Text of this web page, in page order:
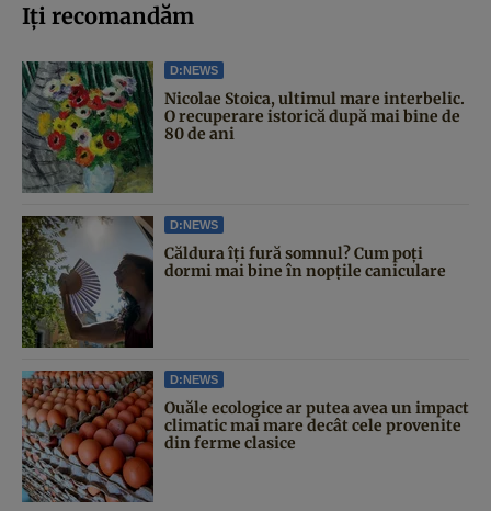
Iți recomandăm
D:NEWS
Nicolae Stoica, ultimul mare interbelic.
O recuperare istorică după mai bine de
80 de ani
D:NEWS
Căldura îți fură somnul? Cum poți
dormi mai bine în nopțile caniculare
D:NEWS
Ouăle ecologice ar putea avea un impact
climatic mai mare decât cele provenite
din ferme clasice